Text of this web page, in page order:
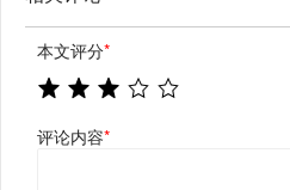
本文评分*
评论内容*